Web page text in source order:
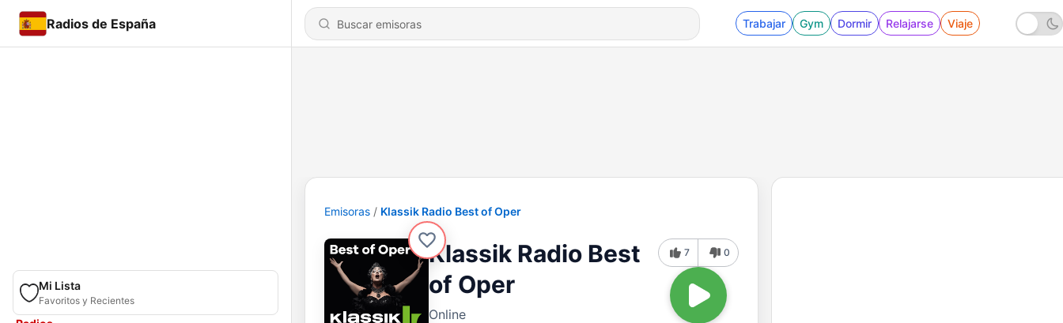
Radios de España Trabajar Gym Dormir Relajarse Viaje
Mi Lista
Favoritos y Recientes
Emisoras Klassik Radio Best of Oper
Klassik Radio Best
of Oper
Online
7 0